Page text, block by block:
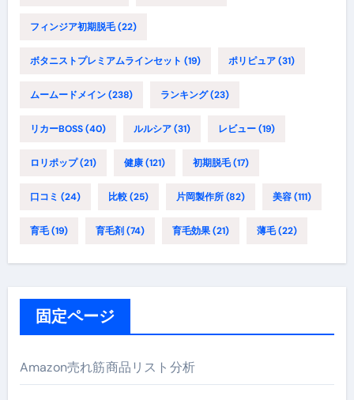
フィンジア初期脱毛(22)
ボタニストプレミアムラインセット (19) ポリピュア(31)
ムームードメイン(238) ランキング(23)
リカーBOSS(40) ルルシア(31) レビュー(19)
ロリポップ(21) 健康(121) 初期脱毛(17)
口コミ (24) 比較(25) 片岡製作所(82) 美容(111)
育毛(19) 育毛剤 (74) 育毛効果(21) 薄毛(22)
固定ページ
Amazon売れ筋商品リスト分析